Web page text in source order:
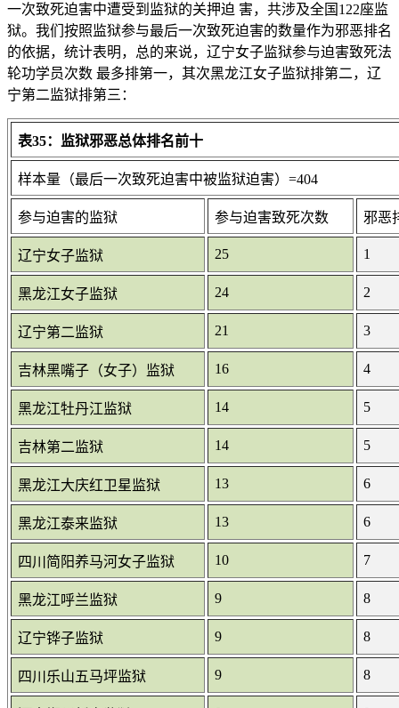
一次致死迫害中遭受到监狱的关押迫 害，共涉及全国122座监
狱。我们按照监狱参与最后一次致死迫害的数量作为邪恶排名
的依据，统计表明，总的来说，辽宁女子监狱参与迫害致死法
轮功学员次数 最多排第一，其次黑龙江女子监狱排第二，辽
宁第二监狱排第三：
表35：监狱邪恶总体排名前十
样本量（最后一次致死迫害中被监狱迫害）=404
参与迫害的监狱 参与迫害致死次数 邪恶
辽宁女子监狱 25 1
黑龙江女子监狱 24 2
辽宁第二监狱 21 3
吉林黑嘴子（女子）监狱 16 4
黑龙江牡丹江监狱 14 5
吉林第二监狱 14 5
黑龙江大庆红卫星监狱 13 6
黑龙江泰来监狱 13 6
四川简阳养马河女子监狱 10 7
黑龙江呼兰监狱 9 8
辽宁铧子监狱 9 8
四川乐山五马坪监狱 9 8